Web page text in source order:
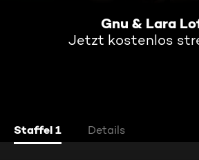
Gnu & Lara
Jetzt kostenlos
Staffel 1 Details